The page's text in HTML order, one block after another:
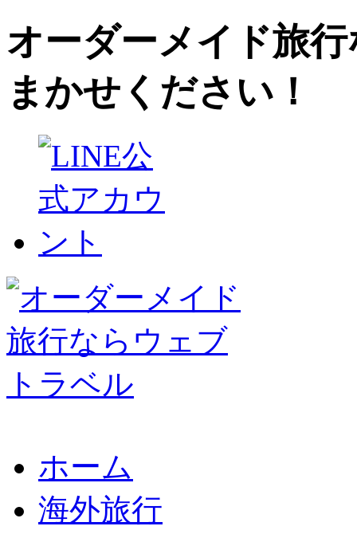
オーダーメイド旅
まかせください！
ホーム
海外旅行